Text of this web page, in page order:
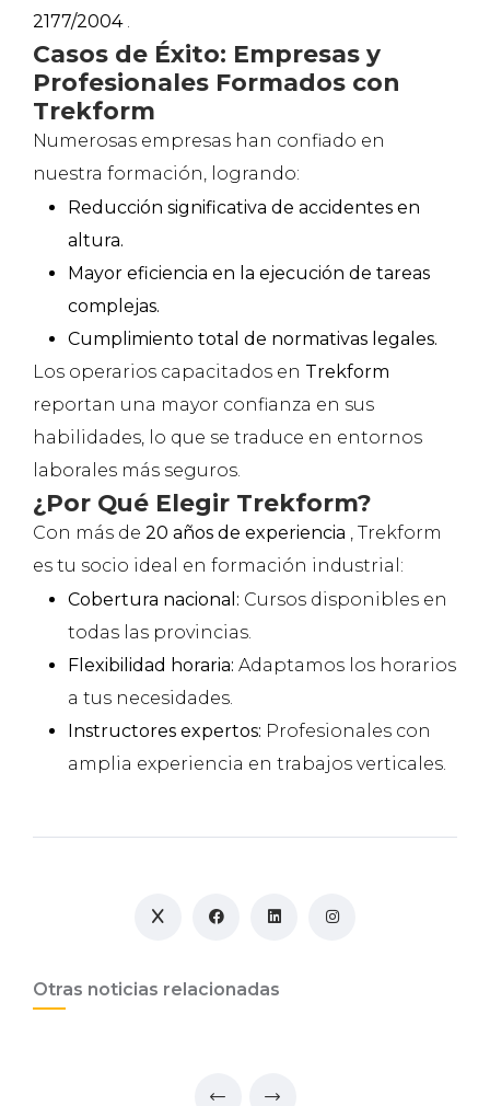
2177/2004 .
Casos de Éxito: Empresas y
Profesionales Formados con
Trekform
Numerosas empresas han confiado en
nuestra formación, logrando:
Reducción significativa de accidentes en
altura.
Mayor eficiencia en la ejecución de tareas
complejas.
Cumplimiento total de normativas legales.
Los operarios capacitados en Trekform
reportan una mayor confianza en sus
habilidades, lo que se traduce en entornos
laborales más seguros.
¿Por Qué Elegir Trekform?
Con más de 20 años de experiencia , Trekform
es tu socio ideal en formación industrial:
Cobertura nacional: Cursos disponibles en
todas las provincias.
Flexibilidad horaria: Adaptamos los horarios
a tus necesidades.
Instructores expertos: Profesionales con
amplia experiencia en trabajos verticales.
Otras noticias relacionadas